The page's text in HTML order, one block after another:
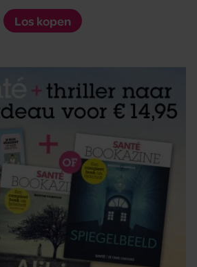
Los kopen